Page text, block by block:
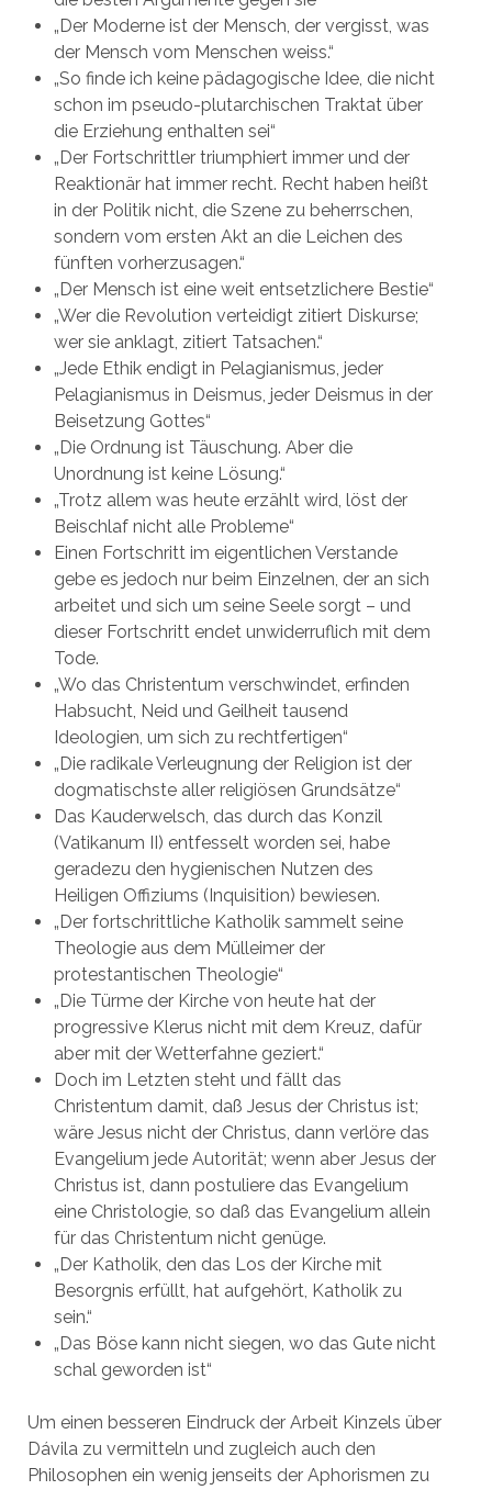
„Der Moderne ist der Mensch, der vergisst, was
der Mensch vom Menschen weiss.“
„So finde ich keine pädagogische Idee, die nicht
schon im pseudo-plutarchischen Traktat über
die Erziehung enthalten sei“
„Der Fortschrittler triumphiert immer und der
Reaktionär hat immer recht. Recht haben heißt
in der Politik nicht, die Szene zu beherrschen,
sondern vom ersten Akt an die Leichen des
fünften vorherzusagen.“
„Der Mensch ist eine weit entsetzlichere Bestie“
„Wer die Revolution verteidigt zitiert Diskurse;
wer sie anklagt, zitiert Tatsachen.“
„Jede Ethik endigt in Pelagianismus, jeder
Pelagianismus in Deismus, jeder Deismus in der
Beisetzung Gottes“
„Die Ordnung ist Täuschung. Aber die
Unordnung ist keine Lösung.“
„Trotz allem was heute erzählt wird, löst der
Beischlaf nicht alle Probleme“
Einen Fortschritt im eigentlichen Verstande
gebe es jedoch nur beim Einzelnen, der an sich
arbeitet und sich um seine Seele sorgt – und
dieser Fortschritt endet unwiderruflich mit dem
Tode.
„Wo das Christentum verschwindet, erfinden
Habsucht, Neid und Geilheit tausend
Ideologien, um sich zu rechtfertigen“
„Die radikale Verleugnung der Religion ist der
dogmatischste aller religiösen Grundsätze“
Das Kauderwelsch, das durch das Konzil
(Vatikanum II) entfesselt worden sei, habe
geradezu den hygienischen Nutzen des
Heiligen Offiziums (Inquisition) bewiesen.
„Der fortschrittliche Katholik sammelt seine
Theologie aus dem Mülleimer der
protestantischen Theologie“
„Die Türme der Kirche von heute hat der
progressive Klerus nicht mit dem Kreuz, dafür
aber mit der Wetterfahne geziert.“
Doch im Letzten steht und fällt das
Christentum damit, daß Jesus der Christus ist;
wäre Jesus nicht der Christus, dann verlöre das
Evangelium jede Autorität; wenn aber Jesus der
Christus ist, dann postuliere das Evangelium
eine Christologie, so daß das Evangelium allein
für das Christentum nicht genüge.
„Der Katholik, den das Los der Kirche mit
Besorgnis erfüllt, hat aufgehört, Katholik zu
sein.“
„Das Böse kann nicht siegen, wo das Gute nicht
schal geworden ist“
Um einen besseren Eindruck der Arbeit Kinzels über
Dávila zu vermitteln und zugleich auch den
Philosophen ein wenig jenseits der Aphorismen zu